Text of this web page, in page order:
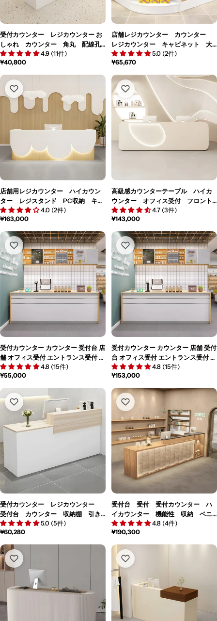
受付カウンター レジカウンター お
しゃれ カウンター 角丸 配線孔
付き 錠付き 引出し付き シンプ
ルホワイト カスタマイズ可能
JDT-M-124
4.9 (11件)
通
価
格
¥40,800
店舗レジカウンター カウンター
レジカウンター キャビネット 大
容量 錠付き L字型 シンプル ホ
ワイト JDT-M-129
5.0 (2件)
通
価
格
¥65,670
店舗用レジカウンター ハイカウン
ター レジスタンド PC収納 キー
ボードトイレ付き 引出し付き R仕
上げ ホワイト カスタマイズ可
能 JDT-M-142
4.0 (2件)
通
価
格
¥163,000
高級感カウンターテーブル ハイカ
ウンター オフィス受付 フロント
デスク 角丸 隠れLEDライト 大
容量収納 ロック付き 引出し付
き シンプル ホワイト カスタマ
イズ可能 JDT-M-154
4.7 (3件)
通
価
格
¥143,000
受付カウンター カウンター 受付台 店
舗 オフィス受付 エントランス受付 レ
ジ台 JDT-M-020-01
4.8 (15件)
通
価
格
¥55,000
受付カウンター カウンター 店舗 受付
台 オフィス受付 エントランス受付 レ
ジ台 カスタマイズ専用 JDT-M-020
4.8 (15件)
通
価
格
¥153,000
受付カウンター レジカウンター
受付台 カウンター 収納棚 引き
出し付き キーボードトレイ付き
袖机 配線穴付き ホワイト カス
タマイズ可能 JDT-M-111
5.0 (5件)
通
価
格
¥60,280
受付台 受付 受付カウンター ハ
イカウンター 機能性 収納 ベニ
ヤ合板 エコ素材 ライト 鍵付き
引き出し ナチュラル カスタマイ
ズ可能 JDT-M105
4.8 (4件)
通
価
格
¥190,300